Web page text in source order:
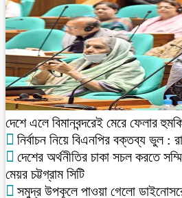
দেশে এলে বিমানবন্দরেই মেরে ফেলার
নির্বাচন নিয়ে বিএনপির বক্তব্য ভুল :
দেশের অর্থনীতির চাকা সচল করতে
মেয়র চট্টগ্রাম সিটি
সমুদ্র উপকূলে পাওয়া গেলো